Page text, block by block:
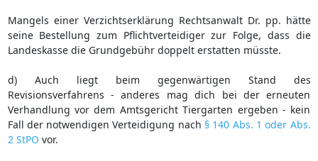
Mangels einer Verzichtserklärung Rechtsanwalt Dr. pp. hätte
seine Bestellung zum Pflichtverteidiger zur Folge, dass die
Landeskasse die Grundgebühr doppelt erstatten müsste.
d) Auch liegt beim gegenwärtigen Stand des
Revisionsverfahrens - anderes mag dich bei der erneuten
Verhandlung vor dem Amtsgericht Tiergarten ergeben - kein
Fall der notwendigen Verteidigung nach § 140 Abs. 1 oder Abs.
2 StPO vor.